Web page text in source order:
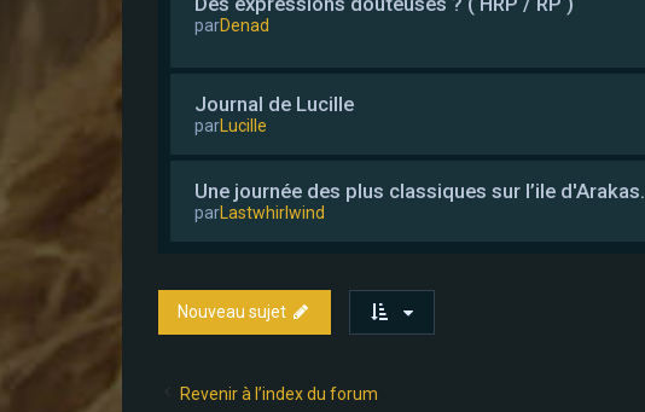
parDenad
Journal de Lucille
parLucille
Une journée des plus classiques sur l’ile d'Arakas.
parLastwhirlwind
Nouveau sujet
Revenir à l’index du forum